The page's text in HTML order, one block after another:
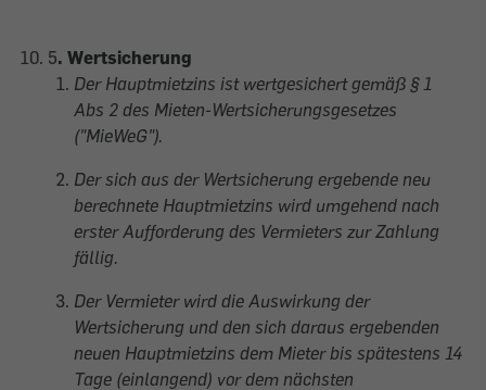
5. Wertsicherung
Der Hauptmietzins ist wertgesichert gemäß § 1
Abs 2 des Mieten-Wertsicherungsgesetzes
("MieWeG").
Der sich aus der Wertsicherung ergebende neu
berechnete Hauptmietzins wird umgehend nach
erster Aufforderung des Vermieters zur Zahlung
fällig.
Der Vermieter wird die Auswirkung der
Wertsicherung und den sich daraus ergebenden
neuen Hauptmietzins dem Mieter bis spätestens 14
Tage (einlangend) vor dem nächsten